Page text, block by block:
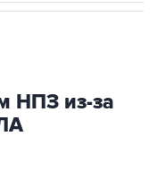
НПЗ из-за